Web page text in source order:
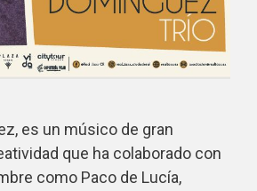
es un músico de gran
que ha colaborado con
como Paco de Lucía,